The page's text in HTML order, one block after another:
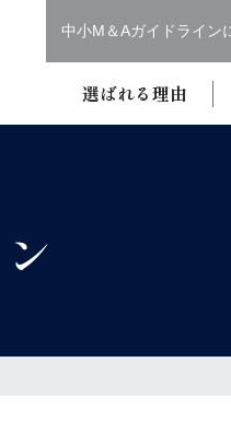
中小M＆Aガイドライン
選ばれる理由